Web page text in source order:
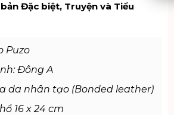
Đặc biệt, Truyện và Tiểu
Puzo
Đông A
da nhân tạo (Bonded leather)
16 x 24 cm